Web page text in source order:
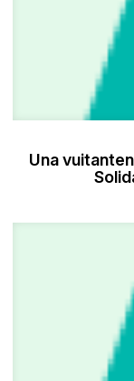
Una